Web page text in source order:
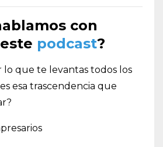
con
podcast?
lo que te levantas todos los
esa trascendencia que